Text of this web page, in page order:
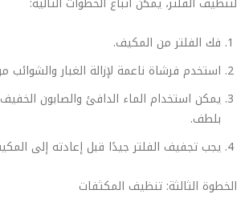
فك الفلتر من المكيف.
استخدم فرشاة ناعمة لإزالة الغبار والشوائب
يمكن استخدام الماء الدافئ والصابون
بلطف.
يجب تجفيف الفلتر جيدًا قبل إعادته إلى
الخطوة الثالثة: تنظيف المكثفات